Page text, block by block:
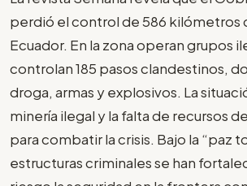
perdió el control de 586 kilómetros
Ecuador. En la zona operan grupos
controlan 185 pasos clandestinos,
droga, armas y explosivos. La
minería ilegal y la falta de recursos
para combatir la crisis. Bajo la “paz
estructuras criminales se han